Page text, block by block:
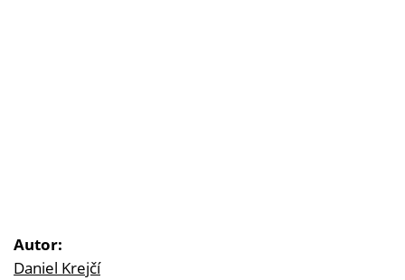
Autor:
Daniel Krejčí